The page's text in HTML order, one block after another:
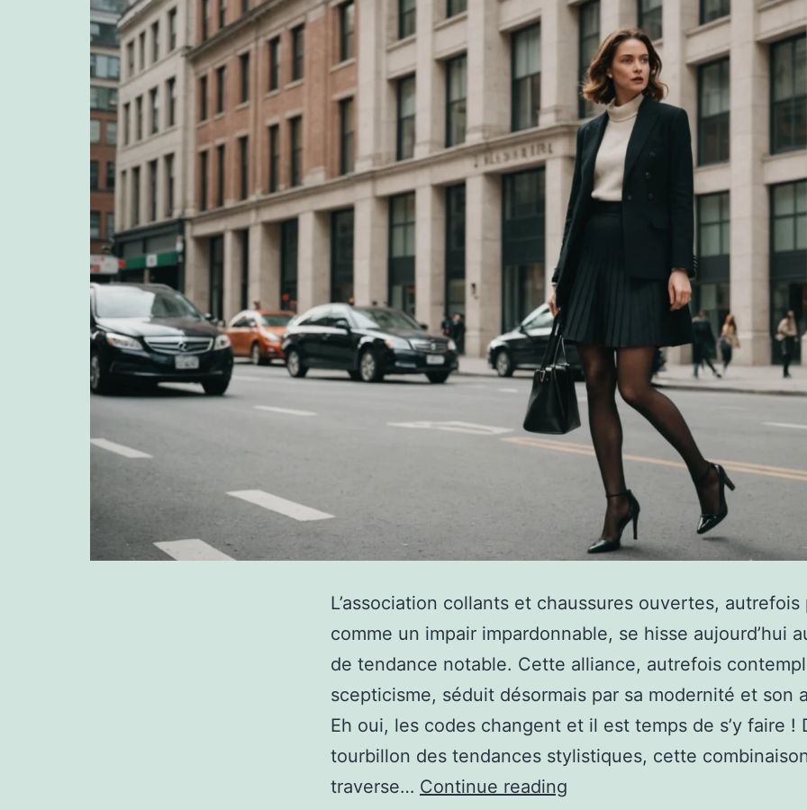
L’association collants et chaussures ouvertes, autrefois
comme un impair impardonnable, se hisse aujourd’hui
de tendance notable. Cette alliance, autrefois
scepticisme, séduit désormais par sa modernité et son
Eh oui, les codes changent et il est temps de s’y faire !
tourbillon des tendances stylistiques, cette
traverse… Continue reading